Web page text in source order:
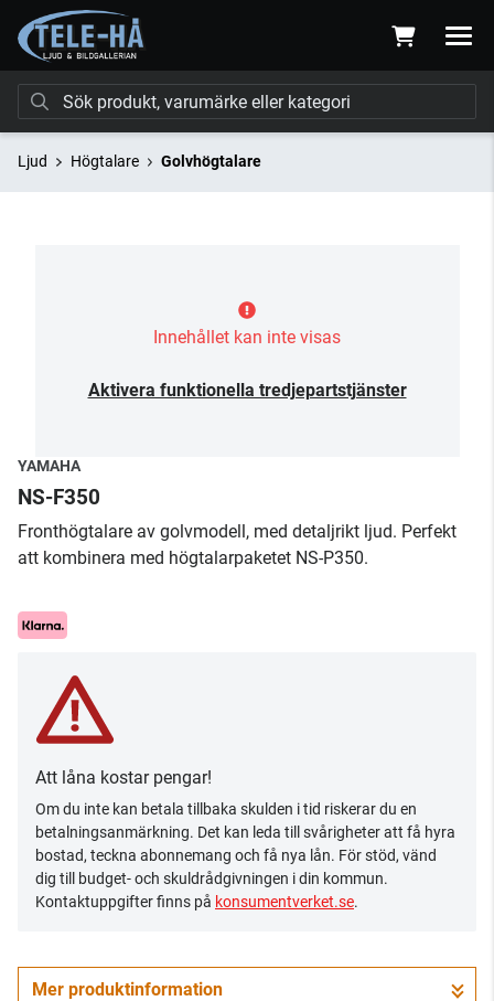
Ljud Högtalare Golvhögtalare
Innehållet kan inte visas
Aktivera funktionella tredjepartstjänster
YAMAHA
NS-F350
Fronthögtalare av golvmodell, med detaljrikt ljud. Perfekt
att kombinera med högtalarpaketet NS-P350.
Att låna kostar pengar!
Om du inte kan betala tillbaka skulden i tid riskerar du en
betalningsanmärkning. Det kan leda till svårigheter att få hyra
bostad, teckna abonnemang och få nya lån. För stöd, vänd
dig till budget- och skuldrådgivningen i din kommun.
Kontaktuppgifter finns på konsumentverket.se.
Mer produktinformation